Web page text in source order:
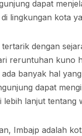
dapat
lingkungan kota
dengan
reruntuhan kuno
banyak hal
dapat
lebih lanjut tentang
Imbajp adalah